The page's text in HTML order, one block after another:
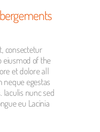
consectetur
eiusmod of the
et dolore all
egestas
Iaculis nunc sed
eu Lacinia